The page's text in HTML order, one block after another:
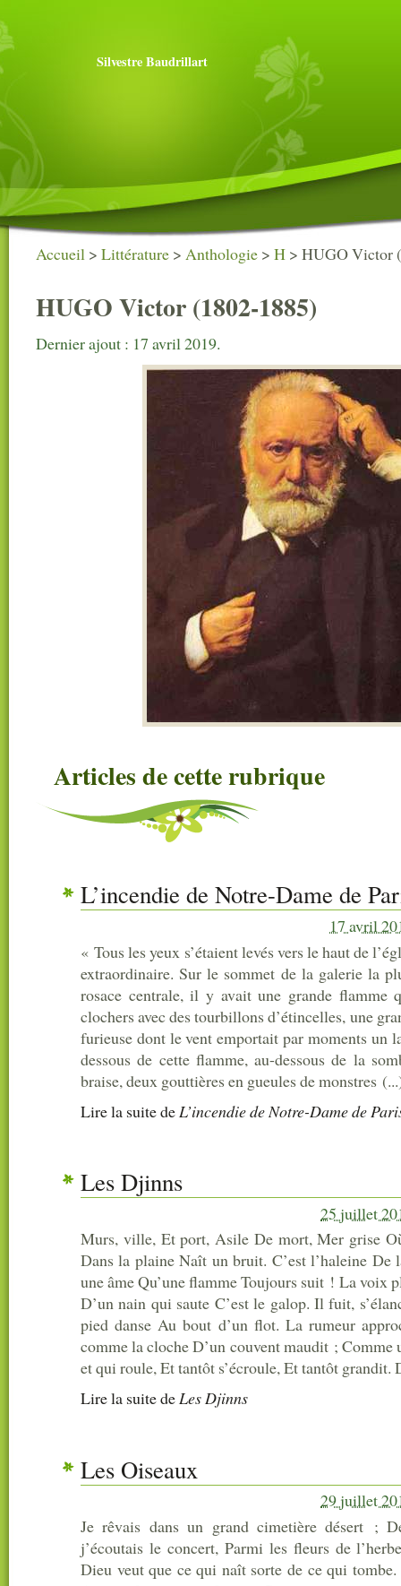
Silvestre Baudrillart
Accueil > Littérature > Anthologie > H > HUGO Victor
HUGO Victor (1802-1885)
Dernier ajout : 17 avril 2019.
Articles de cette rubrique
L’incendie de Notre-Dame de
17 avril
« Tous les yeux s’étaient levés vers le haut de
extraordinaire. Sur le sommet de la galerie la
rosace centrale, il y avait une grande flamme
clochers avec des tourbillons d’étincelles, une
furieuse dont le vent emportait par moments un
dessous de cette flamme, au-dessous de la
braise, deux gouttières en gueules de monstres
Lire la suitede L’incendie de Notre-Dame de
Les Djinns
25 juillet
Murs, ville, Et port, Asile De mort, Mer grise
Dans la plaine Naît un bruit. C’est l’haleine
une âme Qu’une flamme Toujours suit ! La voix
D’un nain qui saute C’est le galop. Il fuit,
pied danse Au bout d’un flot. La rumeur
comme la cloche D’un couvent maudit ;
et qui roule, Et tantôt s’écroule, Et tantôt grandit.
Lire la suitedeLes Djinns
Les Oiseaux
29 juillet
Je rêvais dans un grand cimetière désert ;
j’écoutais le concert, Parmi les fleurs de
Dieu veut que ce qui naît sorte de ce qui